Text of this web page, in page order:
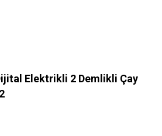
Elektrikli 2 Demlikli Çay